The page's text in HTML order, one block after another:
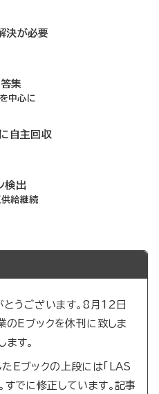
決が必要
集
中心に
自主回収
検出
供給継続
うございます。8月12日
のEブックを休刊に致しま
ます。
ブックの上段には「LAS
すでに修正しています。記事